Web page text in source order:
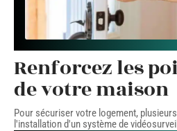
Renforcez les
de votre maison
Pour sécuriser votre logement,
l'installation d'un système de